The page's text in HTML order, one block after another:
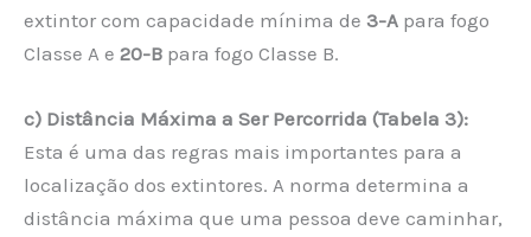
extintor com capacidade mínima de 3-A para fogo
Classe A e 20-B para fogo Classe B.
c) Distância Máxima a Ser Percorrida (Tabela 3):
Esta é uma das regras mais importantes para a
localização dos extintores. A norma determina a
distância máxima que uma pessoa deve caminhar,